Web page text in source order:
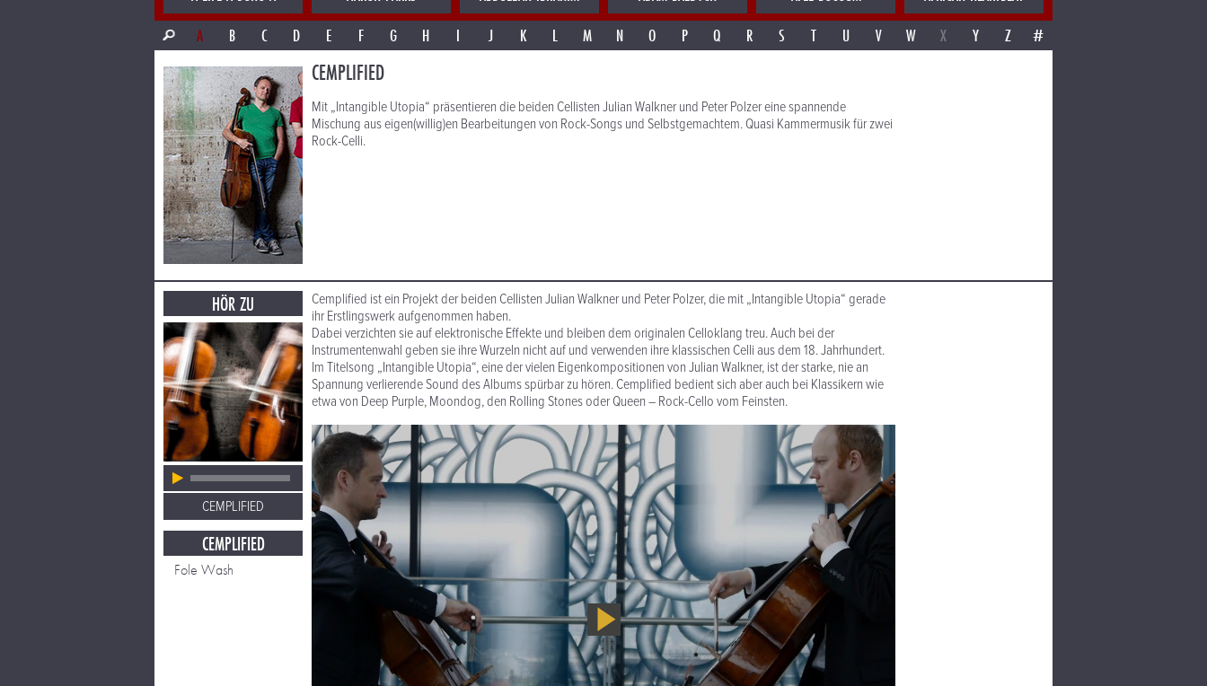
A
B C D E F G H I J K L M N O P Q R S T U V W X Y Z #
CEMPLIFIED
Mit „Intangible Utopia“ präsentieren die beiden Cellisten Julian Walkner und Peter Polzer eine spannende
Mischung aus eigen(willig)en Bearbeitungen von Rock-Songs und Selbstgemachtem. Quasi Kammermusik für zwei
Rock-Celli.
HÖR ZU
CEMPLIFIED
CEMPLIFIED
Fole Wash
Cemplified ist ein Projekt der beiden Cellisten Julian Walkner und Peter Polzer, die mit „Intangible Utopia“ gerade
ihr Erstlingswerk aufgenommen haben.
Dabei verzichten sie auf elektronische Effekte und bleiben dem originalen Celloklang treu. Auch bei der
Instrumentenwahl geben sie ihre Wurzeln nicht auf und verwenden ihre klassischen Celli aus dem 18. Jahrhundert.
Im Titelsong „Intangible Utopia“, eine der vielen Eigenkompositionen von Julian Walkner, ist der starke, nie an
Spannung verlierende Sound des Albums spürbar zu hören. Cemplified bedient sich aber auch bei Klassikern wie
etwa von Deep Purple, Moondog, den Rolling Stones oder Queen – Rock-Cello vom Feinsten.